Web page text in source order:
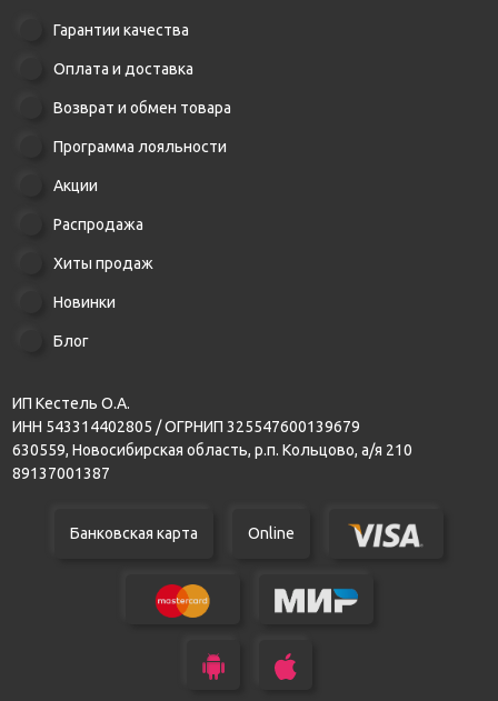
Гарантии качества
Оплата и доставка
Возврат и обмен товара
Программа лояльности
Акции
Распродажа
Хиты продаж
Новинки
Блог
ИП Кестель О.А.
ИНН 543314402805 / ОГРНИП 325547600139679
630559, Новосибирская область, р.п. Кольцово, а/я 210
89137001387
Банковская карта Online